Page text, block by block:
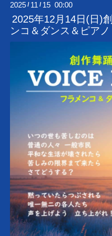
2025 / 11 / 15 00:00
2025年12月14日(日)
ンコ＆ダンス＆ピア